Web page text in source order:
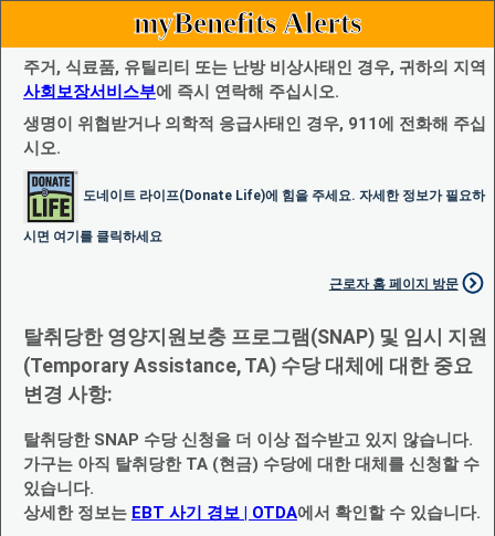
myBenefits Alerts
주거, 식료품, 유틸리티 또는 난방 비상사태인 경우, 귀하의 지역
사회보장서비스부에 즉시 연락해 주십시오.
생명이 위협받거나 의학적 응급사태인 경우, 911에 전화해 주십
시오.
도네이트 라이프(Donate Life)에 힘을 주세요. 자세한 정보가 필요하
시면 여기를 클릭하세요
근로자 홈 페이지 방문
탈취당한 영양지원보충 프로그램(SNAP) 및 임시 지원
(Temporary Assistance, TA) 수당 대체에 대한 중요
변경 사항:
탈취당한 SNAP 수당 신청을 더 이상 접수받고 있지 않습니다.
가구는 아직 탈취당한 TA (현금) 수당에 대한 대체를 신청할 수
있습니다.
상세한 정보는 EBT 사기 경보 | OTDA에서 확인할 수 있습니다.